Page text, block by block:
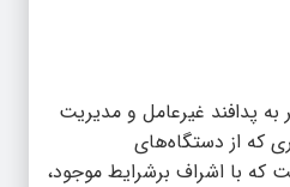
به پدافند غیرعامل و مدیریت
که از دستگاه‌های
که با اشراف برشرایط موجود،